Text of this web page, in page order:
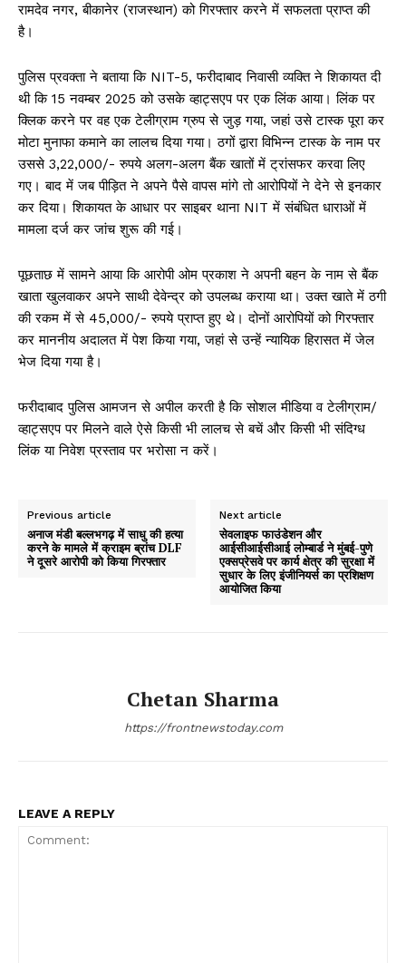
रामदेव नगर, बीकानेर (राजस्थान) को गिरफ्तार करने में सफलता प्राप्त की
है।
पुलिस प्रवक्ता ने बताया कि NIT-5, फरीदाबाद निवासी व्यक्ति ने शिकायत दी
थी कि 15 नवम्बर 2025 को उसके व्हाट्सएप पर एक लिंक आया। लिंक पर
क्लिक करने पर वह एक टेलीग्राम ग्रुप से जुड़ गया, जहां उसे टास्क पूरा कर
मोटा मुनाफा कमाने का लालच दिया गया। ठगों द्वारा विभिन्न टास्क के नाम पर
उससे 3,22,000/- रुपये अलग-अलग बैंक खातों में ट्रांसफर करवा लिए
गए। बाद में जब पीड़ित ने अपने पैसे वापस मांगे तो आरोपियों ने देने से इनकार
कर दिया। शिकायत के आधार पर साइबर थाना NIT में संबंधित धाराओं में
मामला दर्ज कर जांच शुरू की गई।
पूछताछ में सामने आया कि आरोपी ओम प्रकाश ने अपनी बहन के नाम से बैंक
खाता खुलवाकर अपने साथी देवेन्द्र को उपलब्ध कराया था। उक्त खाते में ठगी
की रकम में से 45,000/- रुपये प्राप्त हुए थे। दोनों आरोपियों को गिरफ्तार
कर माननीय अदालत में पेश किया गया, जहां से उन्हें न्यायिक हिरासत में जेल
भेज दिया गया है।
फरीदाबाद पुलिस आमजन से अपील करती है कि सोशल मीडिया व टेलीग्राम/
व्हाट्सएप पर मिलने वाले ऐसे किसी भी लालच से बचें और किसी भी संदिग्ध
लिंक या निवेश प्रस्ताव पर भरोसा न करें।
Previous article
अनाज मंडी बल्लभगढ़ में साधु की हत्या
करने के मामले में क्राइम ब्रांच DLF
ने दूसरे आरोपी को किया गिरफ्तार
Next article
सेवलाइफ फाउंडेशन और
आईसीआईसीआई लोम्बार्ड ने मुंबई-पुणे
एक्सप्रेसवे पर कार्य क्षेत्र की सुरक्षा में
सुधार के लिए इंजीनियर्स का प्रशिक्षण
आयोजित किया
Chetan Sharma
https://frontnewstoday.com
LEAVE A REPLY